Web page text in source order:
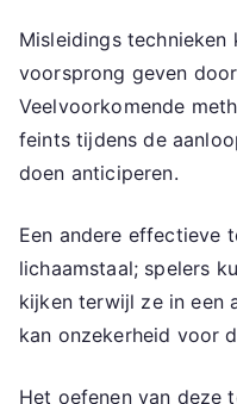
Misleidings technieken
voorsprong geven
Veelvoorkomende
feints tijdens de
doen anticiperen.
Een andere effectieve
lichaamstaal; spelers
kijken terwijl ze in een
kan onzekerheid voor
Het oefenen van deze